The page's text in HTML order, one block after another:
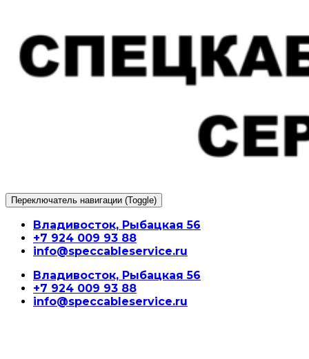
содержимому
Переключатель навигации (Toggle)
Владивосток, Рыбацкая 56
+7 924 009 93 88
info@speccableservice.ru
Владивосток, Рыбацкая 56
+7 924 009 93 88
info@speccableservice.ru